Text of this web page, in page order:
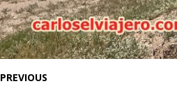
PREVIOUS